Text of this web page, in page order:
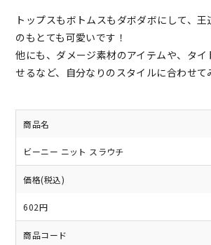
トップスもボトムスもダボダボにして、
のもとても可愛いです！
他にも、ダメージ素材のアイテムや、タ
せるなど、自分なりのスタイルに合わせて
商品名
ビーニー ニット スラウチ
価格(税込)
602円
商品コード